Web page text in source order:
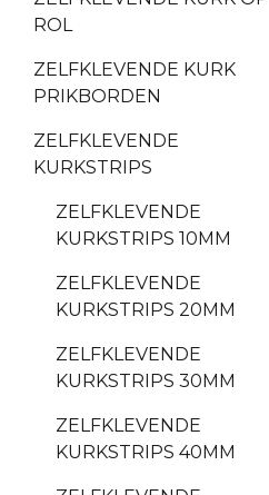
ROL
ZELFKLEVENDE KURK
PRIKBORDEN
ZELFKLEVENDE
KURKSTRIPS
ZELFKLEVENDE
KURKSTRIPS 10MM
ZELFKLEVENDE
KURKSTRIPS 20MM
ZELFKLEVENDE
KURKSTRIPS 30MM
ZELFKLEVENDE
KURKSTRIPS 40MM